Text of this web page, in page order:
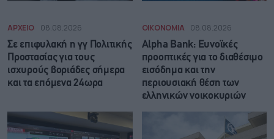
ΑΡΧΕΙΟ 08.08.2026
Σε επιφυλακή η γγ Πολιτικής
Προστασίας για τους
ισχυρούς βοριάδες σήμερα
και τα επόμενα 24ωρα
ΟΙΚΟΝΟΜΙΑ 08.08.2026
Alpha Bank: Ευνοϊκές
προοπτικές για το διαθέσιμο
εισόδημα και την
περιουσιακή θέση των
ελληνικών νοικοκυριών